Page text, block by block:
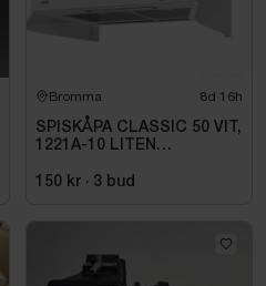
Bromma 8d 16h
SPISKÅPA CLASSIC 50 VIT,
1221A-10 LITEN
150 kr · 3 bud